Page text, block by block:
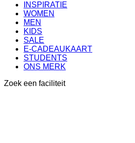
INSPIRATIE
WOMEN
MEN
KIDS
SALE
E-CADEAUKAART
STUDENTS
ONS MERK
Zoek een faciliteit